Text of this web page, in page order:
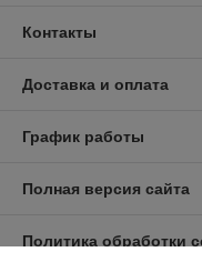
Контакты
Доставка и оплата
График работы
Полная версия сайта
Политика обработки